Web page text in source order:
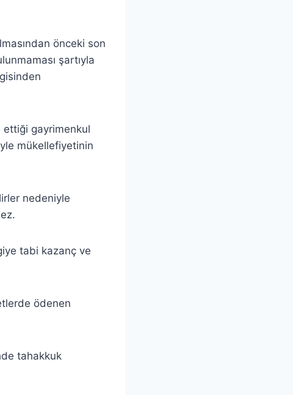
önceki son
şartıyla
ettiği gayrimenkul
mükellefiyetinin
nedeniyle
tabi kazanç ve
ödenen
tahakkuk